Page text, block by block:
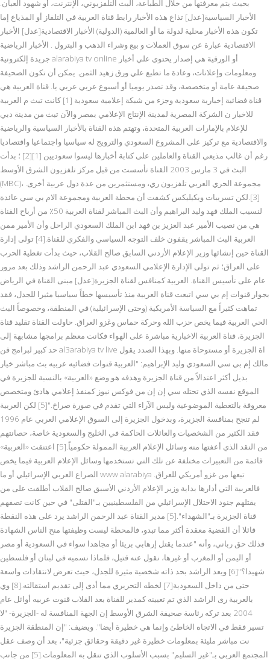
بحيث يتم معرفتها من خلال الطباعة، البث التلفزيوني، الإنترنت، أو شهود العيان.
الأخبار السياسية[عدل] تذاع هذه الأخبار رابط قناة العربية في التلفاز أو المذياع إما
تكون هذه الأخبار محلية لدولة ما أو العالمية (الدولية) الأخبار الاقتصادية[عدل] الأخبار
الاقتصادية عبارة عن سوق العملات و بيع وشراء الذهب و البترول . الأخبار الرياضية
جريدة إلكترونية alarabiya tv online أو الورقية هي إصدار يحتوي علي أخبار
ومعلومات وإعلانات، وعادة ما تطبع علي ورق زهيد الثمن. يمكن أن تكون الصحيفة
صحيفة عامة أو متخصصة، وقد تصدر يوميا أو أسبوع عربي عربي يا. قناة العربية هي
قناة فضائية إخبارية سعودية وجزء من شبكة إعلامية سعودية [1] كانت تبث م العربية
للاخبار ن الشركة المصرية لمدينة الإنتاج الإعلامي بمصر والآن تبث من مدينة دبي
للإعلام بالإمارات العربية المتحدة، وتهتم هذه القناة بالأخبار السياسية والرياضية
والاقتصادية مع تركيز على المشروع السعودي والترويج له سياسيا واجتماعيا واقتصاديا
رغم أن غالب مذيعي القناة والعاملين على كتابة أخبارها ليسوا سعوديين [1][2] ؛ بدأت
البث في 3 مارس 2003 القناة تأسست من قبل مركز تلفزيون الشرق الأوسط
(MBC)، مجموعة الحري العربي تلفزيون ري، ومستثمرين من عدة دول عربية أخرى.
[3].لكن تسريبات ويكيليكس كشفت أن محطة العربية ومجموعة الام بي سي عائدة
لنسيب الملك فهد وليد البراهيم وأن البث المباشر لقناة العربية 50٪ من أرباح القناة
هي من نصيب الأمير عبد العزيز بن فهد ابن الملك السعودي الراحل وأن الأمير ممن
العربية البث المباشر يقفون خلف التوجه السياسي والفكري للقناة.[4] تولى إدارة
القناة حين إنشائها وزير الإعلام الأردني السابق صالح القلاب، حيث بدأت تغطية الحرب
على العراق؛ ثم تولى الإدارة الإعلامي السعودي عبد الرحمن الراشد وذلك بعد مرور
عام على تأسيس القناة. العربية كمنافس لقناة الجزيرة[عدل] مبنى القناة في الرياض
بجوار قنوات إم بي سي اتبعت قناة العربية منذ تأسيسها خطاً سياسيا مثيرا للجدل، فقد
تماهت كثيراً مع السياسة الأمريكية (وحتى الإسرائيلية) في المنطقة، وخصوصاً البث
الحي العربية فيما يخص حزب الله وحركة حماس وغزو العراق. حاولت القناة تقليد قناة
الجزيرة، قناة العربية الاخبارية مباشرة على الهواء فكانت معظم برامجها مشابهة إلى
حد كبير لبرامج قن al3arabiya tv live اة الجزيرة أو مستوحاة منها. وبهذا الصدد يقول
مالك إم بي سي السعودي وليد الإبراهيم: "العربية قنوات فضائيه عربيه بث مباشر خيار
بديل أكثر اعتدالاً من قناة الجزيرة وهدفه هو وضع «العربية» بالنسبة للجزيرة في
الموقع نفسه الذي تحتله سي إن إن من فوكس نيوز كمنفذ إعلامي هادئ ومتخصص
معروفة بالتغطية الموضوعية وليس الآراء التي تقدم في صورة صراخ."[5] لكن العربية
لم تنجح بمنافسة الجزيرة، وبدخول الجزيرة إلى السوق الإعلامي العربي عام 1996
فقد الكثير من الشخصيات والعائلات الحاكمة في الخليج والسعودية خاصة، حصانتهم
من النقد الذي أعفتها منه وسائل الإعلام العربية الممولة حكومياً.[5] اعتنقت «العربية»
قائمة من التعبيرات مختلفة عن تلك التي تستخدمها وسائل الإعلام العربية فيما يخص
الصراع العربي الإسرائيلي أو ما www alarabiya تبعها من غزو أمريكي للعراق.
فالعربية التي أدارها بداية وزير الإعلام الأردني الأسبق صالح القلاب أطلقت على من
يقتلهم جنود الاحتلال الإسرائيلي من الفلسطينيين بـ"القتلى" في حين كانت تصفهم
قناة الجزيرة بـ"الشهداء".[5] مدير القناة عبد الرحمن الراشد يرد على هذه النقطة
قائلا أن القضية معقدة أكثر مما تبدو، فالمحطة ليست وظيفتها منح الناس الشهادة
فذلك حق رباني، وأنه "عندما يقتل إرهابي بريئا أو مجاهدا سواء في السعودية أو مصر
أو اليمن أو المغرب أو غيرها، نقول عنه قتيل، فلماذا نسميه في لبنان أو فلسطين
شهيدا؟"[6] ويعد الراشد بحد ذاته شخصية مثيرة للجدل، حيث تعرض لانتقادات واسعة
حتى من داخل السعودية[7] لخطه التحريري مما أدى إلى تقديم استقالته.[8] وي
بالعربية رى الراشد الذي تم تعيينه كمدير للقناة بعد القلاب قنوت عربيه أوائل عام
2004 بعد تركه رئاسة صحيفة الشرق الأوسط إن الجهة المنافسة له -الجزيرة- "لا
تسير فقط في الاتجاه الخاطئ وإنما هي خطيرة أيضا". ويضيف: "إن المنطقة الجزيرة
نت مباشر مليئة بمعلومات خطيرة غير دقيقة وحقائق جزئية"، بعد أن وصف عقل
المجتمع العربي بـ"غير السليم" بسبب الأسلوب الذي تنقل به المعلومات.[5] من جانب